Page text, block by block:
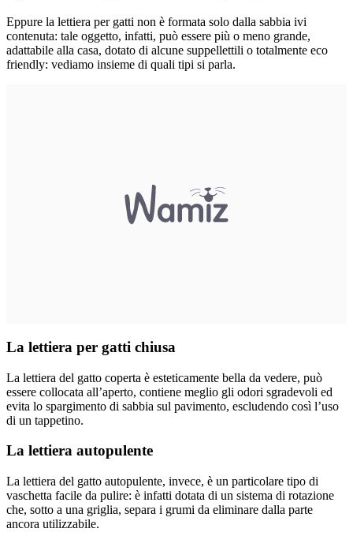
Eppure la lettiera per gatti non è formata solo dalla sabbia ivi
contenuta: tale oggetto, infatti, può essere più o meno grande,
adattabile alla casa, dotato di alcune suppellettili o totalmente eco
friendly: vediamo insieme di quali tipi si parla.
La lettiera per gatti chiusa
La lettiera del gatto coperta è esteticamente bella da vedere, può
essere collocata all’aperto, contiene meglio gli odori sgradevoli ed
evita lo spargimento di sabbia sul pavimento, escludendo così l’uso
di un tappetino.
La lettiera autopulente
La lettiera del gatto autopulente, invece, è un particolare tipo di
vaschetta facile da pulire: è infatti dotata di un sistema di rotazione
che, sotto a una griglia, separa i grumi da eliminare dalla parte
ancora utilizzabile.